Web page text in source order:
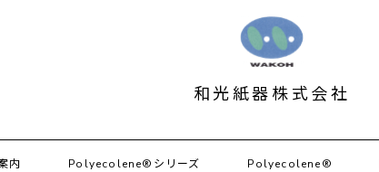
和光紙器株式会社
内 Polyecolene®シリーズ Polyecolene®︎